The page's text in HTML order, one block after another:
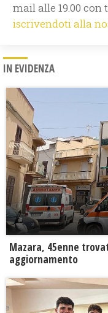
mail alle 19.00
iscrivendoti alla
IN EVIDENZA
Mazara, 45enne
aggiornamento